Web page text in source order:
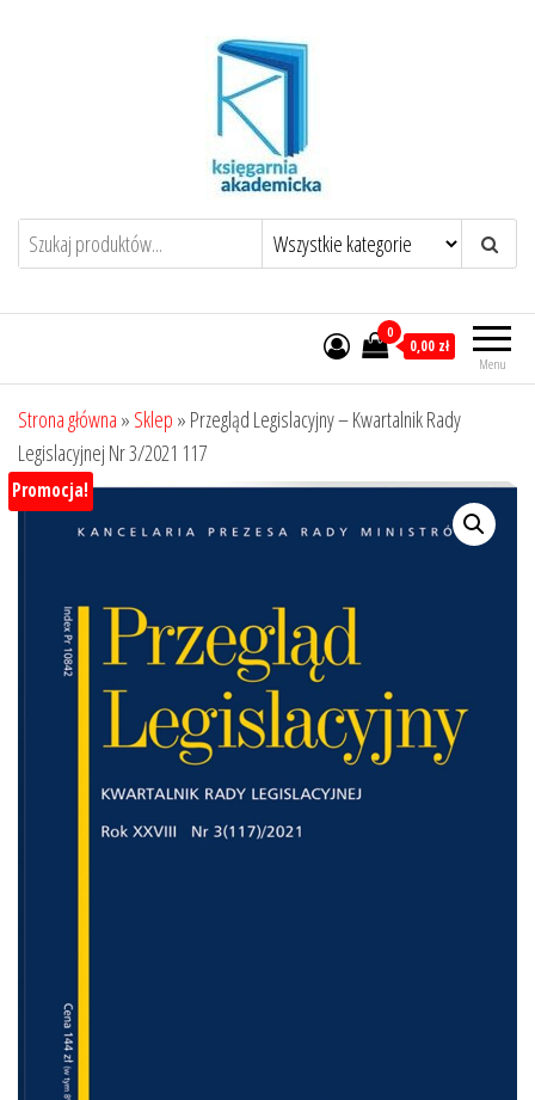
Menu
0
0,00 zł
Strona główna » Sklep » Przegląd Legislacyjny – Kwartalnik Rady
Legislacyjnej Nr 3/2021 117
Promocja!